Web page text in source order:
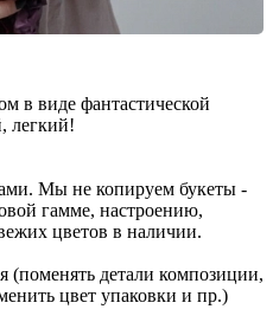
в виде фантастической
легкий!
Мы не копируем букеты -
гамме, настроению,
цветов в наличии.
детали композиции,
цвет упаковки и пр.)